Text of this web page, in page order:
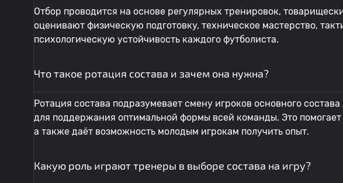
Отбор проводится на основе регулярных тренировок,
оценивают физическую подготовку, техническое мастерство,
психологическую устойчивость каждого футболиста.
Что такое ротация состава и зачем она нужна?
Ротация состава подразумевает смену игроков основного
для поддержания оптимальной формы всей команды. Это
а также даёт возможность молодым игрокам получить опыт.
Какую роль играют тренеры в выборе состава на игру?